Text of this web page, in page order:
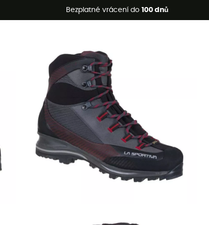
Bezplatné vrácení do 100 dnů
Letní akce 🔥 -5 % EXTRA při nákupu 2 produktů* s kódem